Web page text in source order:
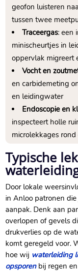
geofon luisteren
tussen twee
Traceergas: een
minischeurtjes in
oppervlak migreert
Vocht en
en carbidemeting
en leidingwater
Endoscopie en
inspecteert holle
microlekkages
Typische
Door lokale
in Anloo patronen
aanpak. Denk aan
overlopen of gevels
drukverlies op de
komt geregeld voor.
hoe wij waterleiding
opsporenbij regen